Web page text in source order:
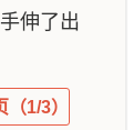
伸了出
1/3）